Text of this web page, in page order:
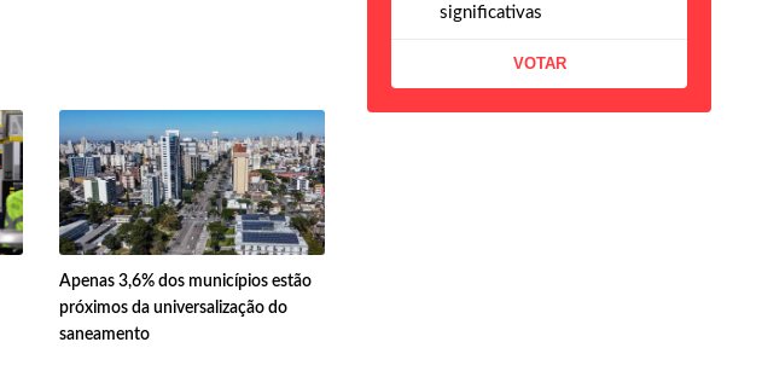
Apenas 3,6% dos municípios estão
próximos da universalização do
saneamento
significativas